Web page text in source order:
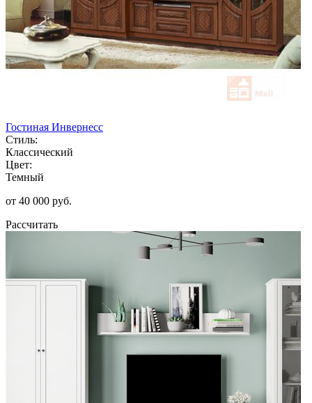
Гостиная Инвернесс
Стиль:
Классический
Цвет:
Темный
от 40 000 руб.
Рассчитать